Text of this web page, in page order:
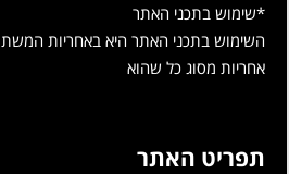
*שימוש בתכני האתר
השימוש בתכני האתר היא באחריות
אחריות מסוג כל שהוא
תפריט האתר